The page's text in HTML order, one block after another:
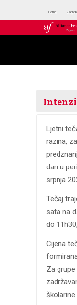
Home Zagreb
Ljetni
razina,
dan u
srpnja
Tečaj
sata na
do
Cijena
Za
školarine